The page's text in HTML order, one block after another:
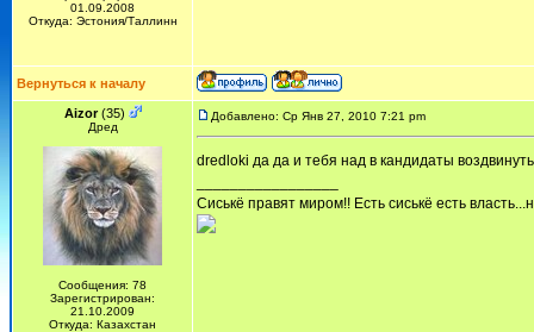
01.09.2008
Откуда: Эстония/Таллинн
Вернуться к началу
Aizor(35)
Дред
Сообщения: 78
Зарегистрирован:
21.10.2009
Откуда: Казахстан
Добавлено: Ср Янв 27, 2010 7:21 pm
dredloki да да и тебя над в кандидаты воздвинуть
Cиськё правят миром!! Есть сиськё есть